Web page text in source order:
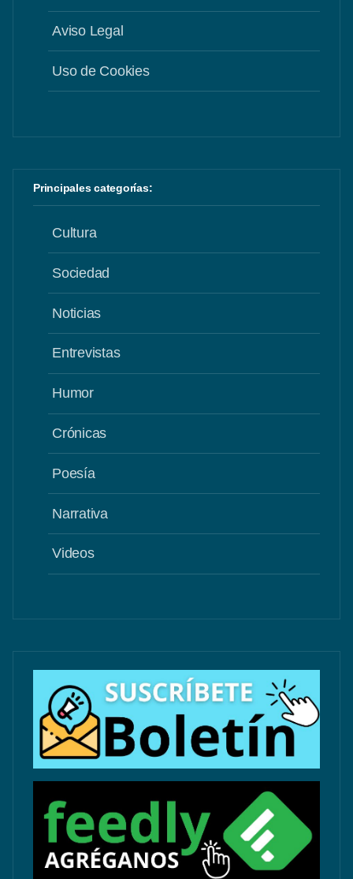
Aviso Legal
Uso de Cookies
Principales categorías:
Cultura
Sociedad
Noticias
Entrevistas
Humor
Crónicas
Poesía
Narrativa
Videos